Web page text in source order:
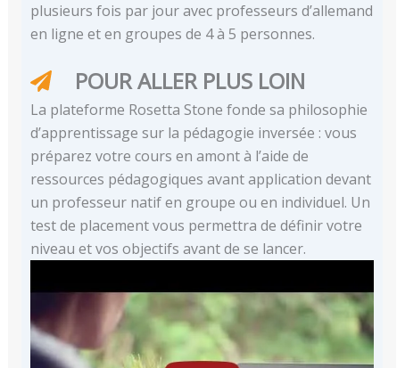
plusieurs fois par jour avec professeurs d’allemand
en ligne et en groupes de 4 à 5 personnes.
POUR ALLER PLUS LOIN
La plateforme Rosetta Stone fonde sa philosophie
d’apprentissage sur la pédagogie inversée : vous
préparez votre cours en amont à l’aide de
ressources pédagogiques avant application devant
un professeur natif en groupe ou en individuel. Un
test de placement vous permettra de définir votre
niveau et vos objectifs avant de se lancer.